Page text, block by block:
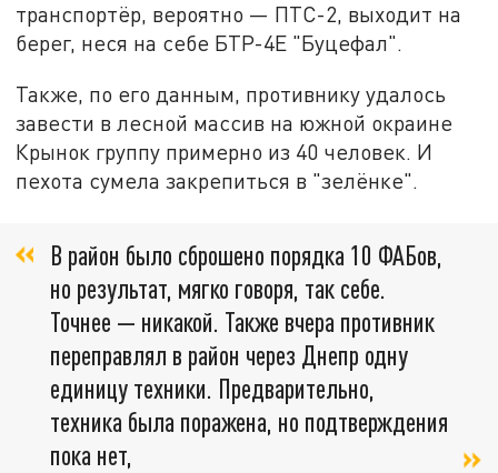
транспортёр, вероятно — ПТС-2, выходит на
берег, неся на себе БТР-4Е "Буцефал".
Также, по его данным, противнику удалось
завести в лесной массив на южной окраине
Крынок группу примерно из 40 человек. И
пехота сумела закрепиться в "зелёнке".
В район было сброшено порядка 10 ФАБов,
но результат, мягко говоря, так себе.
Точнее — никакой. Также вчера противник
переправлял в район через Днепр одну
единицу техники. Предварительно,
техника была поражена, но подтверждения
пока нет,